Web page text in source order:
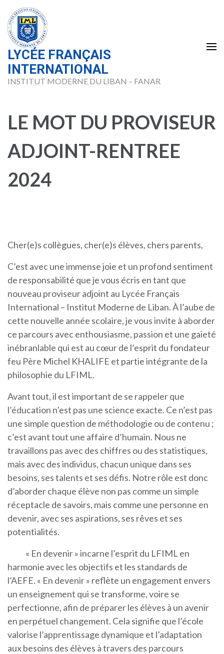
content
(Press
Enter)
LYCÉE FRANÇAIS
INTERNATIONAL
INSTITUT MODERNE DU LIBAN – FANAR
LE MOT DU PROVISEUR
ADJOINT-RENTREE
2024
Cher(e)s collègues, cher(e)s élèves, chers parents,
C’est avec une immense joie et un profond sentiment
de responsabilité que je vous écris en tant que
nouveau proviseur adjoint au Lycée Français
International – Institut Moderne de Liban. À l’aube de
cette nouvelle année scolaire, je vous invite à aborder
ce parcours avec enthousiasme, passion et une gaieté
inébranlable qui est au cœur de l’esprit du fondateur
feu Père Michel KHALIFE et partie intégrante de la
philosophie du LFIML.
Avant tout, il est important de se rappeler que
l’éducation n’est pas une science exacte. Ce n’est pas
une simple question de méthodologie ou de contenu ;
c’est avant tout une affaire d’humain. Nous ne
travaillons pas avec des chiffres ou des statistiques,
mais avec des individus, chacun unique dans ses
besoins, ses talents et ses défis. Notre rôle est donc
d’aborder chaque élève non pas comme un simple
réceptacle de savoirs, mais comme une personne en
devenir, avec ses aspirations, ses rêves et ses
potentialités.
« En devenir » incarne l’esprit du LFIML en
harmonie avec les objectifs et les standards de
l’AEFE. « En devenir » reflète un engagement envers
un enseignement qui se transforme, voire se
perfectionne, afin de préparer les élèves à un avenir
en perpétuel changement. Cela signifie que l’école
valorise l’apprentissage dynamique et l’adaptation
aux besoins des élèves à travers des parcours